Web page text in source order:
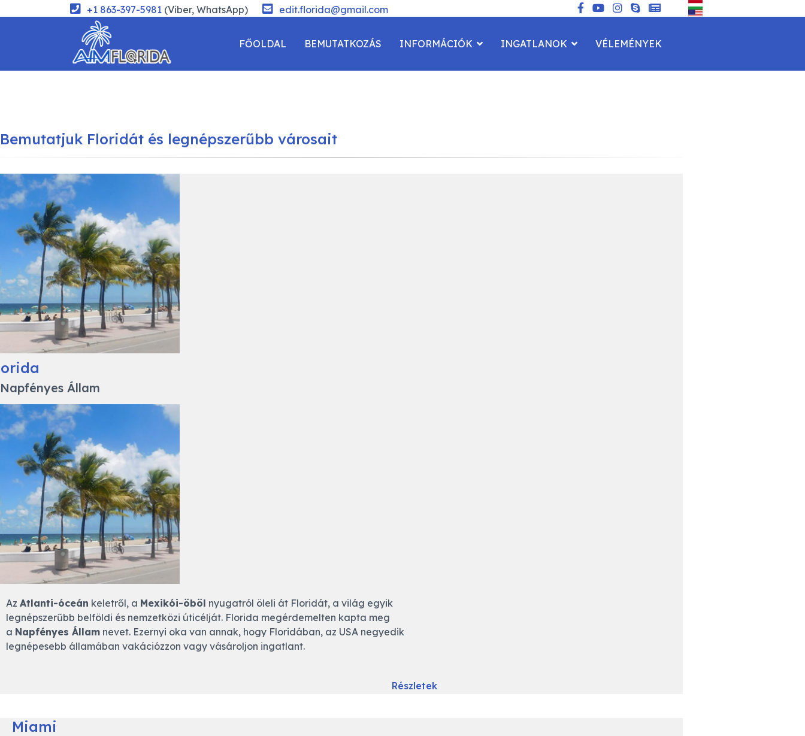
+1 863-397-5981 (Viber, WhatsApp) edit.florida@gmail.com
FŐOLDAL BEMUTATKOZÁS INFORMÁCIÓK INGATLANOK VÉLEMÉNYEK
Bemutatjuk Floridát és legnépszerűbb városait
Állam
Az Atlanti-óceán keletről, a Mexikói-öböl nyugatról öleli át Floridát, a világ egyik
legnépszerűbb belföldi és nemzetközi úticélját. Florida megérdemelten kapta meg
a Napfényes Állam nevet. Ezernyi oka van annak, hogy Floridában, az USA negyedik
legnépesebb államában vakációzzon vagy vásároljon ingatlant.
Részletek
Miami